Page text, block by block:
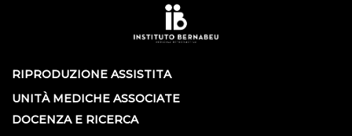
RIPRODUZIONE ASSISTITA
UNITÀ MEDICHE ASSOCIATE
DOCENZA E RICERCA